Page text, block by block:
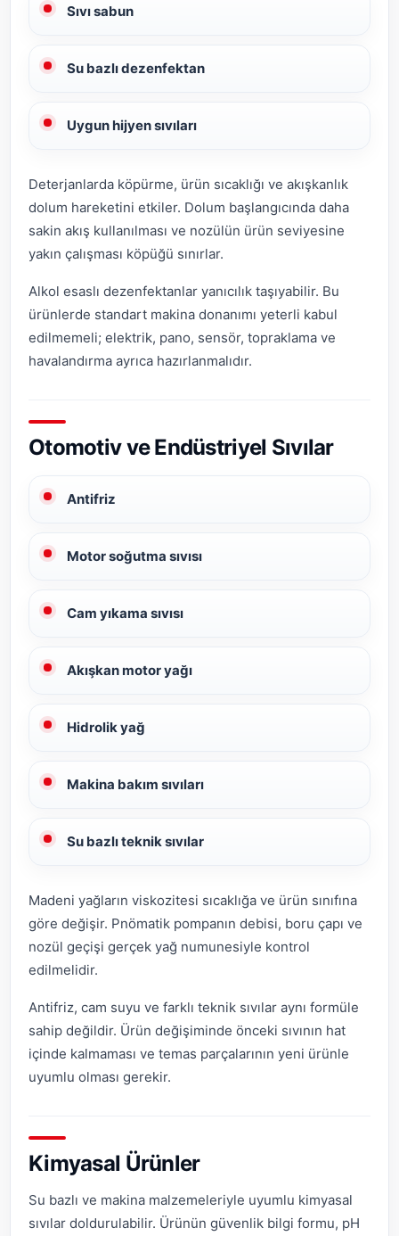
Sıvı sabun
Su bazlı dezenfektan
Uygun hijyen sıvıları
Deterjanlarda köpürme, ürün sıcaklığı ve akışkanlık
dolum hareketini etkiler. Dolum başlangıcında daha
sakin akış kullanılması ve nozülün ürün seviyesine
yakın çalışması köpüğü sınırlar.
Alkol esaslı dezenfektanlar yanıcılık taşıyabilir. Bu
ürünlerde standart makina donanımı yeterli kabul
edilmemeli; elektrik, pano, sensör, topraklama ve
havalandırma ayrıca hazırlanmalıdır.
Otomotiv ve Endüstriyel Sıvılar
Antifriz
Motor soğutma sıvısı
Cam yıkama sıvısı
Akışkan motor yağı
Hidrolik yağ
Makina bakım sıvıları
Su bazlı teknik sıvılar
Madeni yağların viskozitesi sıcaklığa ve ürün sınıfına
göre değişir. Pnömatik pompanın debisi, boru çapı ve
nozül geçişi gerçek yağ numunesiyle kontrol
edilmelidir.
Antifriz, cam suyu ve farklı teknik sıvılar aynı formüle
sahip değildir. Ürün değişiminde önceki sıvının hat
içinde kalmaması ve temas parçalarının yeni ürünle
uyumlu olması gerekir.
Kimyasal Ürünler
Su bazlı ve makina malzemeleriyle uyumlu kimyasal
sıvılar doldurulabilir. Ürünün güvenlik bilgi formu, pH